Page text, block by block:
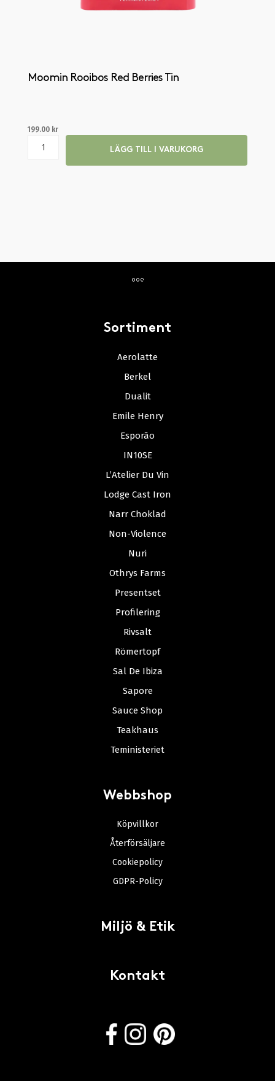
Moomin Rooibos Red Berries Tin
199.00 kr
LÄGG TILL I VARUKORG
Sortiment
Aerolatte
Berkel
Dualit
Emile Henry
Esporão
IN10SE
L’Atelier Du Vin
Lodge Cast Iron
Narr Choklad
Non-Violence
Nuri
Othrys Farms
Presentset
Profilering
Rivsalt
Römertopf
Sal De Ibiza
Sapore
Sauce Shop
Teakhaus
Teministeriet
Webbshop
Köpvillkor
Återförsäljare
Cookiepolicy
GDPR-Policy
Miljö & Etik
Kontakt